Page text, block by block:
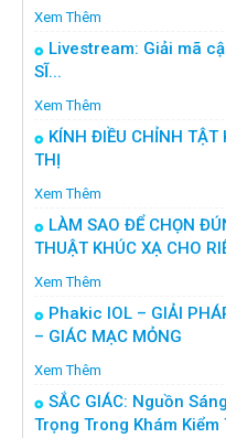
Xem Thêm
Livestream: Giải mã
SĨ...
Xem Thêm
KÍNH ĐIỀU CHỈNH TẬT
THỊ
Xem Thêm
LÀM SAO ĐỂ CHỌN
THUẬT KHÚC XẠ CHO
Xem Thêm
Phakic IOL – GIẢI
– GIÁC MẠC MỎNG
Xem Thêm
SẮC GIÁC: Nguồn
Trọng Trong Khám Kiểm